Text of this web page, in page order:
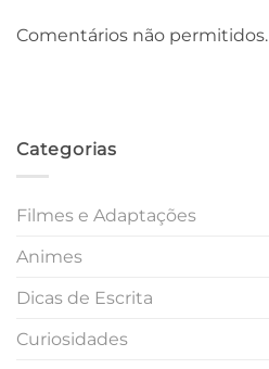
Comentários não permitidos.
Categorias
Filmes e Adaptações
Animes
Dicas de Escrita
Curiosidades